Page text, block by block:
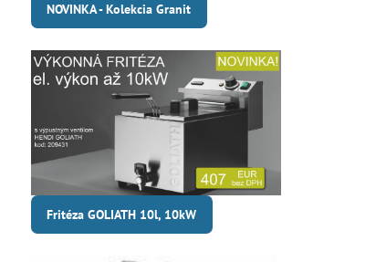
NOVINKA - Kolekcia Granit
Fritéza GOLIATH 10l, 10kW